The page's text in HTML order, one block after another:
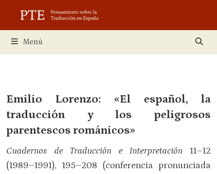
contenido
Menú
Emilio Lorenzo: «El español, la
traducción y los peligrosos
parentescos románicos»
Cuadernos de Traducción e Interpretación 11–12
(1989–1991), 195–208 (conferencia pronunciada